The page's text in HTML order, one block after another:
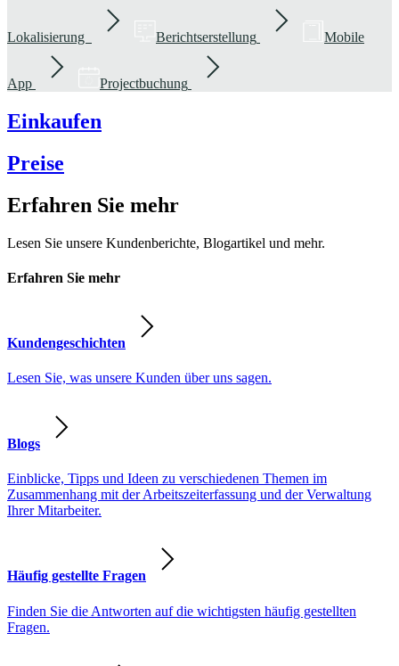
Lokalisierung Berichtserstellung Mobile
App Projectbuchung
Einkaufen
Preise
Erfahren Sie mehr
Lesen Sie unsere Kundenberichte, Blogartikel und mehr.
Erfahren Sie mehr
Kundengeschichten
Lesen Sie, was unsere Kunden über uns sagen.
Blogs
Einblicke, Tipps und Ideen zu verschiedenen Themen im
Zusammenhang mit der Arbeitszeiterfassung und der Verwaltung
Ihrer Mitarbeiter.
Häufig gestellte Fragen
Finden Sie die Antworten auf die wichtigsten häufig gestellten
Fragen.